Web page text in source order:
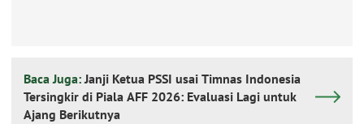
Baca Juga:Janji Ketua PSSI usai Timnas Indonesia
Tersingkir di Piala AFF 2026: Evaluasi Lagi untuk
Ajang Berikutnya